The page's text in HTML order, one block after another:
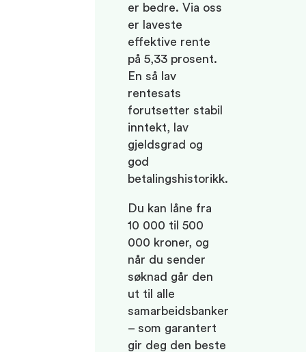
er bedre. Via oss
er laveste
effektive rente
på 5,33 prosent.
En så lav
rentesats
forutsetter stabil
inntekt, lav
gjeldsgrad og
god
betalingshistorikk.
Du kan låne fra
10 000 til 500
000 kroner, og
når du sender
søknad går den
ut til alle
samarbeidsbanker
– som garantert
gir deg den beste